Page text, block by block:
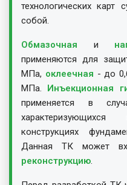
технологических карт
собой.
Обмазочная и
применяются для
МПа, оклеечная - до
МПа. Инъекционная
применяется в
конструкциях
Данная ТК может
реконструкцию.